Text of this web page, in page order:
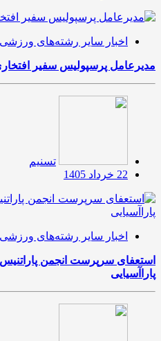
اخبار سایر رشته‌های ورزشی
مدیرعامل پرسپولیس سفیر
تسنیم
22 خرداد 1405
اخبار سایر رشته‌های ورزشی
استعفای سرپرست انجمن
پاراآسیایی